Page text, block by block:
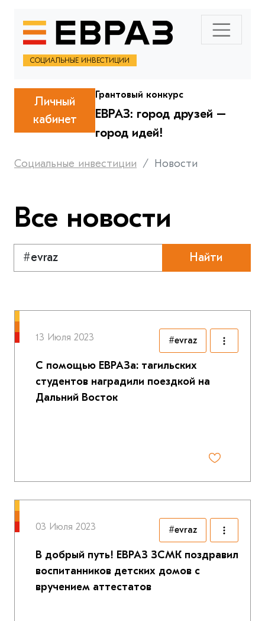
СОЦИАЛЬНЫЕ ИНВЕСТИЦИИ
Личный
кабинет
Грантовый конкурс
ЕВРАЗ: город друзей –
город идей!
Социальные инвестиции Новости
Все новости
Найти
13 Июля 2023
С помощью ЕВРАЗа: тагильских
студентов наградили поездкой на
Дальний Восток
#evraz
03 Июля 2023
В добрый путь! ЕВРАЗ ЗСМК поздравил
воспитанников детских домов с
вручением аттестатов
#evraz